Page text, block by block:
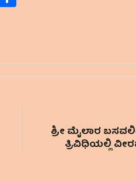
ಶ್ರೀ ಮೈಲಾರ
ತ್ರಿವಿಧಿಯಲ್ಲಿ